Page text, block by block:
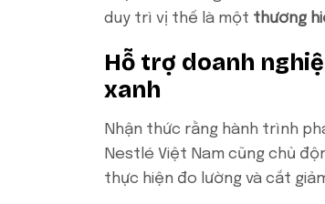
duy trì vị thế là một thương
Hỗ trợ doanh
xanh
Nhận thức rằng hành trình
Nestlé Việt Nam cũng chủ
thực hiện đo lường và cắt